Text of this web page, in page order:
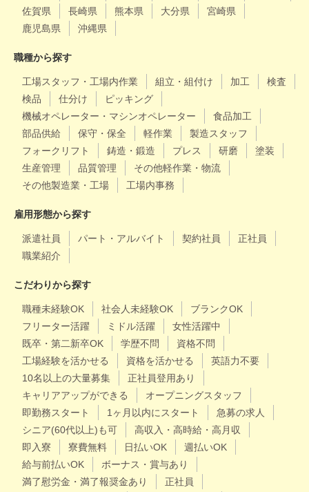
佐賀県
長崎県 熊本県 大分県
宮崎県
鹿児島県
沖縄県
職種から探す
工場スタッフ・工場内作業 組立・組付け 加工
検査
検品
仕分け
ピッキング
機械オペレーター・マシンオペレーター
食品加工
部品供給
保守・保全 軽作業
製造スタッフ
フォークリフト
鋳造・鍛造 プレス 研磨
塗装
生産管理
品質管理
その他軽作業・物流
その他製造業・工場
工場内事務
雇用形態から探す
派遣社員 パート・アルバイト 契約社員
正社員
職業紹介
こだわりから探す
職種未経験OK 社会人未経験OK
ブランクOK
フリーター活躍
ミドル活躍
女性活躍中
既卒・第二新卒OK
学歴不問
資格不問
工場経験を活かせる
資格を活かせる
英語力不要
10名以上の大量募集
正社員登用あり
キャリアアップができる
オープニングスタッフ
即勤務スタート
1ヶ月以内にスタート
急募の求人
シニア(60代以上)も可
高収入・高時給・高月収
即入寮
寮費無料 日払いOK
週払いOK
給与前払いOK
ボーナス・賞与あり
満了慰労金・満了報奨金あり
正社員